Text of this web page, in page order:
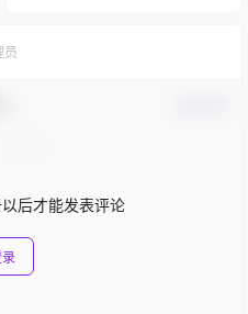
员
后才能发表评论